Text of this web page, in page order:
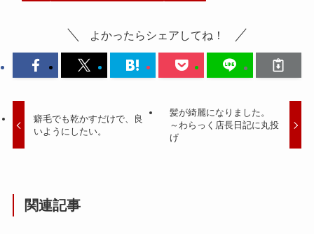
よかったらシェアしてね！
癖毛でも乾かすだけで、良
いようにしたい。
髪が綺麗になりました。
～わらっく店長日記に丸投
げ
関連記事